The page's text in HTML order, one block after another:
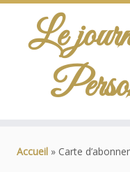
Le
Accueil » Carte